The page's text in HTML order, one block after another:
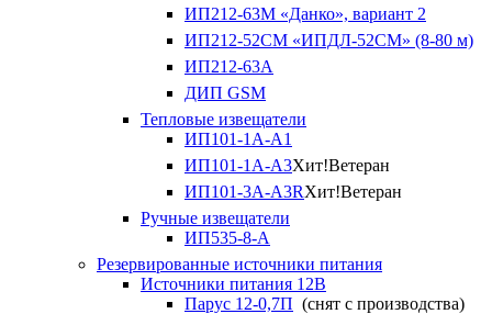
ИП212-63М «Данко», вариант 2
ИП212-52СМ «ИПДЛ-52СМ» (8-80 м)
ИП212-63А
ДИП GSM
Тепловые извещатели
ИП101-1А-А1
ИП101-1А-А3Хит!Ветеран
ИП101-3А-А3RХит!Ветеран
Ручные извещатели
ИП535-8-А
Резервированные источники питания
Источники питания 12В
Парус 12-0,7П (снят с производства)